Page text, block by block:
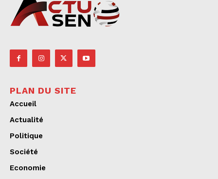
PLAN DU SITE
Accueil
Actualité
Politique
Société
Economie